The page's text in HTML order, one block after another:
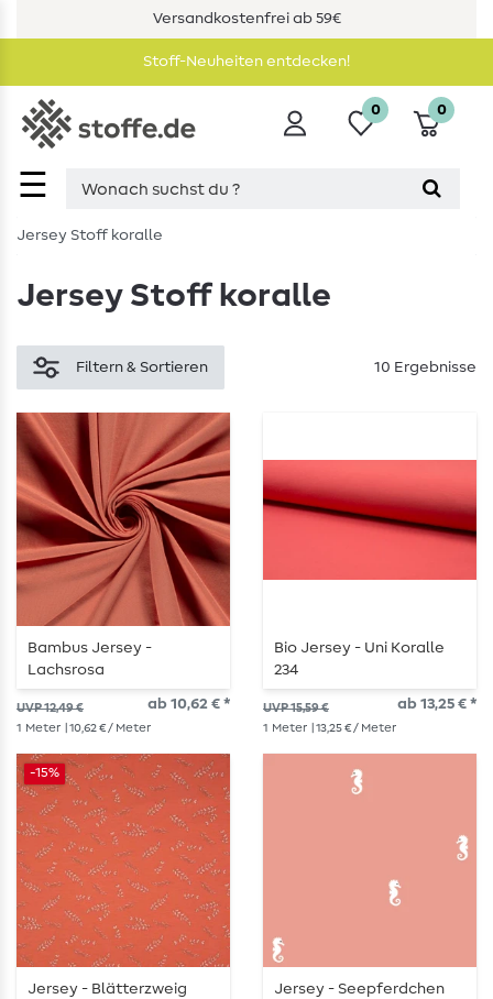
Versandkostenfrei ab 59€
Stoff-Neuheiten entdecken!
☰
0 0
Jersey Stoff koralle
Jersey Stoff koralle
Filtern & Sortieren 10 Ergebnisse
Bambus Jersey -
Lachsrosa
UVP 12,49 € ab 10,62 € *
1 Meter | 10,62 € / Meter
Bio Jersey - Uni Koralle
234
UVP 15,59 € ab 13,25 € *
1 Meter | 13,25 € / Meter
-15%
Jersey - Blätterzweig
Jersey - Seepferdchen